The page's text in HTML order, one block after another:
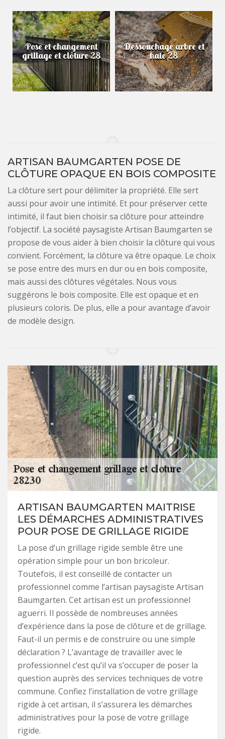
Pose et changement
grillage et clôture 28
Dessouchage arbre et
haie 28
ARTISAN BAUMGARTEN POSE DE
CLÔTURE OPAQUE EN BOIS COMPOSITE
La clôture sert pour délimiter la propriété. Elle sert
aussi pour avoir une intimité. Et pour préserver cette
intimité, il faut bien choisir sa clôture pour atteindre
l’objectif. La société paysagiste Artisan Baumgarten se
propose de vous aider à bien choisir la clôture qui vous
convient. Forcément, la clôture va être opaque. Le choix
se pose entre des murs en dur ou en bois composite,
mais aussi des clôtures végétales. Nous vous
suggérons le bois composite. Elle est opaque et en
plusieurs coloris. De plus, elle a pour avantage d’avoir
de modèle design.
ARTISAN BAUMGARTEN MAITRISE
LES DÉMARCHES ADMINISTRATIVES
POUR POSE DE GRILLAGE RIGIDE
La pose d’un grillage rigide semble être une
opération simple pour un bon bricoleur.
Toutefois, il est conseillé de contacter un
professionnel comme l’artisan paysagiste Artisan
Baumgarten. Cet artisan est un professionnel
aguerri. Il possède de nombreuses années
d’expérience dans la pose de clôture et de grillage.
Faut-il un permis e de construire ou une simple
déclaration ? L’avantage de travailler avec le
professionnel c’est qu’il va s’occuper de poser la
question auprès des services techniques de votre
commune. Confiez l’installation de votre grillage
rigide à cet artisan, il s’assurera les démarches
administratives pour la pose de votre grillage
rigide.